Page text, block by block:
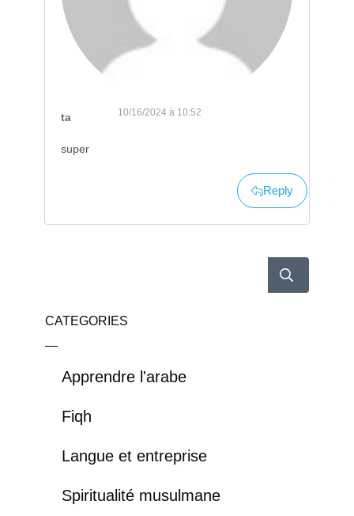
ta 10/16/2024 à 10:52
super
Reply
CATEGORIES
Apprendre l'arabe
Fiqh
Langue et entreprise
Spiritualité musulmane